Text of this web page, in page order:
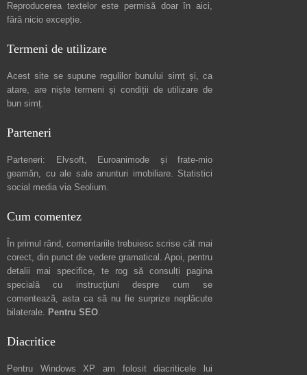
Reproducerea textelor este permisă doar în aici,
fără nicio excepție.
Termeni de utilizare
Acest site se supune regulilor bunului simț și, ca
atare, are niștetermeni și condiții de utilizare de
bun simț.
Parteneri
Parteneri: Elvsoft, Euroanimode și frate-mio
geamăn, cu ale sale anunturi imobiliare. Statistici
social media via Seolium.
Cum comentez
În primul rând, comentariile trebuiesc scrise cât mai
corect, din punct de vedere gramatical. Apoi, pentru
detalii mai specifice, te rog să consulți pagina
specială cu instrucțiuni despre cum se
comentează, asta ca să nu fie surprize neplăcute
bilaterale. Pentru SEO.
Diacritice
Pentru Windows XP am folosit diacriticele lui